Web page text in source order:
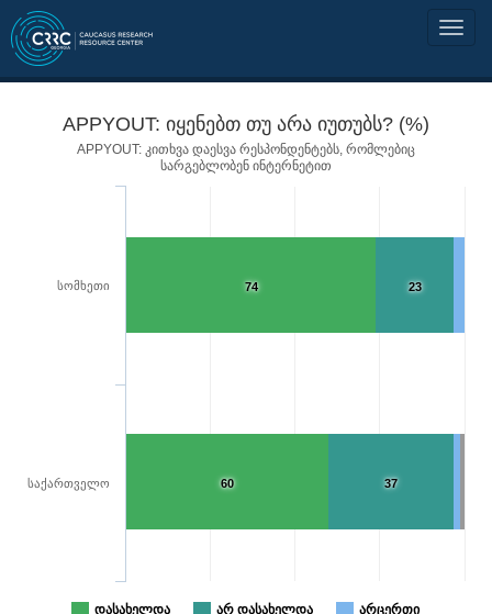
APPYOUT: იყენებთ თუ არა იუთუბს? (%)
APPYOUT: კითხვა დაესვა რესპონდენტებს, რომლებიც
სარგებლობენ ინტერნეტით
23
37
74
60
დასახელდა არ დასახელდა
არცერთი
სომხეთი
საქართველო